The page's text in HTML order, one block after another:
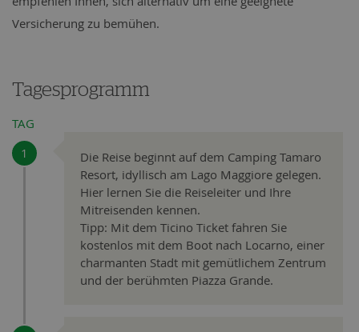
Versicherung zu bemühen.
Tagesprogramm
TAG
Die Reise beginnt auf dem Camping Tamaro
Resort, idyllisch am Lago Maggiore gelegen.
Hier lernen Sie die Reiseleiter und Ihre
Mitreisenden kennen.
Tipp: Mit dem Ticino Ticket fahren Sie
kostenlos mit dem Boot nach Locarno, einer
charmanten Stadt mit gemütlichem Zentrum
und der berühmten Piazza Grande.